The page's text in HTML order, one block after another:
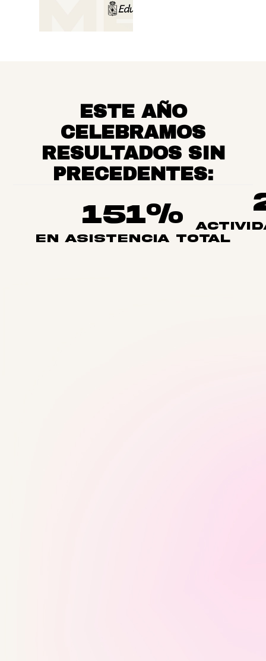
ESTE AÑO
CELEBRAMOS
RESULTADOS SIN
PRECEDENTES:
En asistencia total
151%